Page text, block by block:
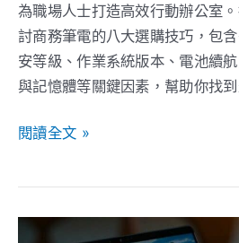
為職場人士打造高效行動辦公室
討商務筆電的八大選購技巧，包
安等級、作業系統版本、電池續
與記憶體等關鍵因素，幫助你找
筆
電
的
關
差
閱讀全文 »
2026